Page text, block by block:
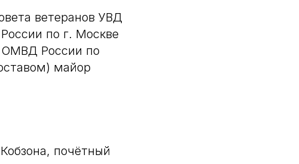
ветеранов УВД
по г. Москве
ОМВД России по
майор
почётный